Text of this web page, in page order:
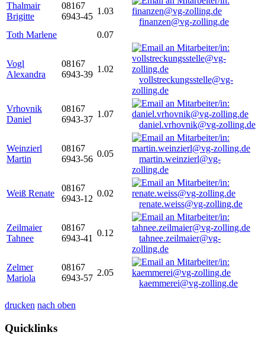
Thalmair
Brigitte
08167
6943-45
1.03
finanzen@vg-zolling.de
Toth Marlene
0.07
Vogl
Alexandra
08167
6943-39
1.02
vollstreckungsstelle@vg-
zolling.de
Vrhovnik
Daniel
08167
6943-37
1.07
daniel.vrhovnik@vg-zolling.de
Weinzierl
Martin
08167
6943-56
0.05
martin.weinzierl@vg-
zolling.de
Weiß Renate
08167
6943-12
0.02
renate.weiss@vg-zolling.de
Zeilmaier
Tahnee
08167
6943-41
0.12
tahnee.zeilmaier@vg-
zolling.de
Zelmer
Mariola
08167
6943-57
2.05
kaemmerei@vg-zolling.de
drucken nach oben
Quicklinks